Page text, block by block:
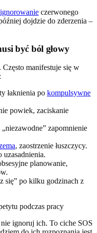
ignorowanie czerwonego
dojdzie do zderzenia –
być ból głowy
manifestuje się w
łaknienia po kompulsywne
powiek, zaciskanie
zapomnienie
, zaostrzenie łuszczycy.
uzasadnienia.
planowanie,
się” po kilku godzinach z
ignoruj ich. To ciche SOS